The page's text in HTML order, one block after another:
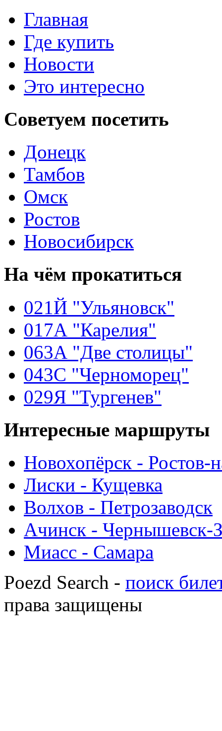
Главная
Где купить
Новости
Это интересно
Советуем посетить
Донецк
Тамбов
Омск
Ростов
Новосибирск
На чём прокатиться
021Й "Ульяновск"
017А "Карелия"
063А "Две столицы"
043С "Черноморец"
029Я "Тургенев"
Интересные маршруты
Новохопёрск - Ростов-
Лиски - Кущевка
Волхов - Петрозаводск
Ачинск - Чернышевск-
Миасс - Самара
Poezd Search - поиск
права защищены